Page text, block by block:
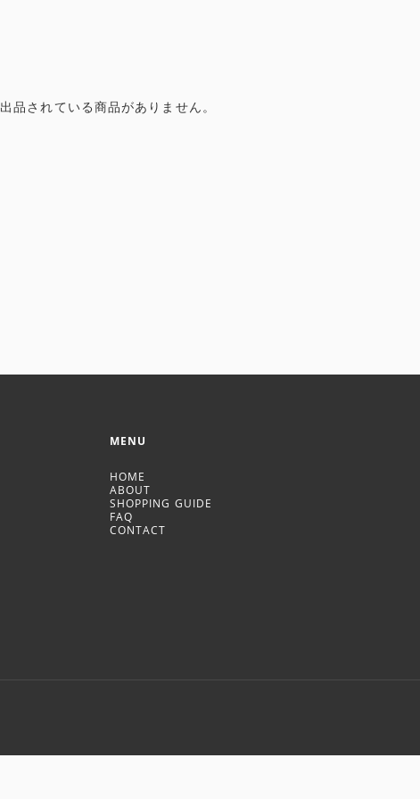
出品されている商品がありません。
MENU
HOME
ABOUT
SHOPPING GUIDE
FAQ
CONTACT